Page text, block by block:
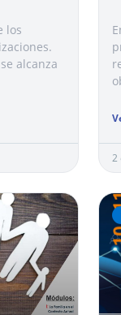
los
alcanza
2